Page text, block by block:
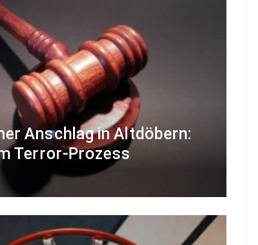
Anschlag in Altdöbern:
Terror-Prozess